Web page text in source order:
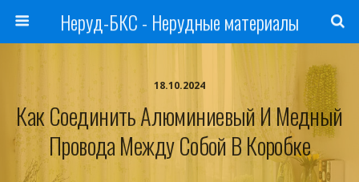
Неруд-БКС - Нерудные материалы
18.10.2024
Как Соединить Алюминиевый И Медный
Провода Между Собой В Коробке